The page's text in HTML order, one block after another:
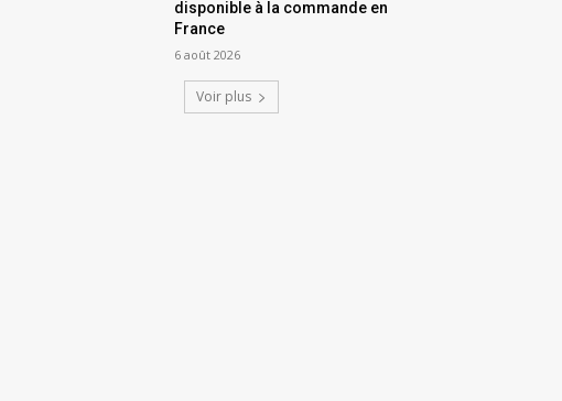
disponible à la commande en
France
6 août 2026
Voir plus